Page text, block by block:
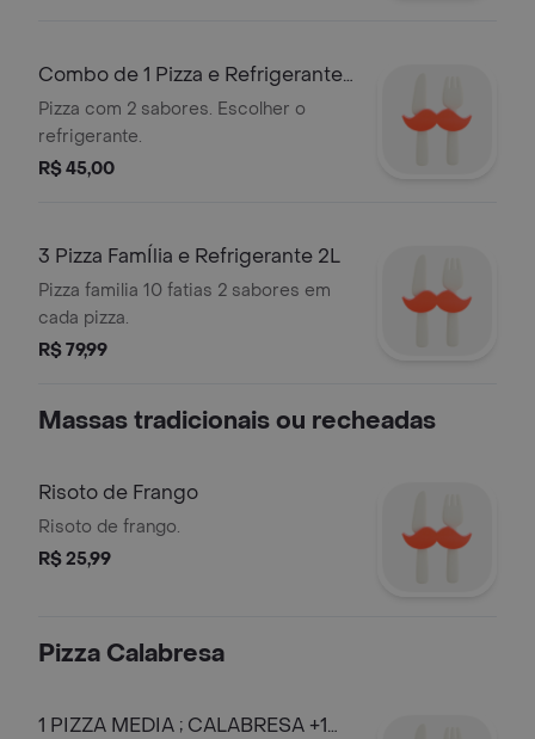
Combo de 1 Pizza e Refrigerante
1L
Pizza com 2 sabores. Escolher o
refrigerante.
R$ 45,00
3 Pizza FamÍlia e Refrigerante 2L
Pizza familia 10 fatias 2 sabores em
cada pizza.
R$ 79,99
Massas tradicionais ou recheadas
Risoto de Frango
Risoto de frango.
R$ 25,99
Pizza Calabresa
1 PIZZA MEDIA ; CALABRESA +1